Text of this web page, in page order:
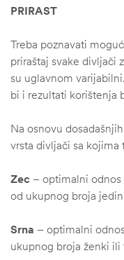
PRIRAST
Treba poznavati
priraštaj svake divljači
su uglavnom
bi i rezultati korištenja
Na osnovu
vrsta divljači sa kojima
Zec – optimalni odnos
od ukupnog broja
Srna – optimalni
ukupnog broja ženki